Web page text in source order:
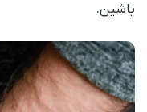
باشین.